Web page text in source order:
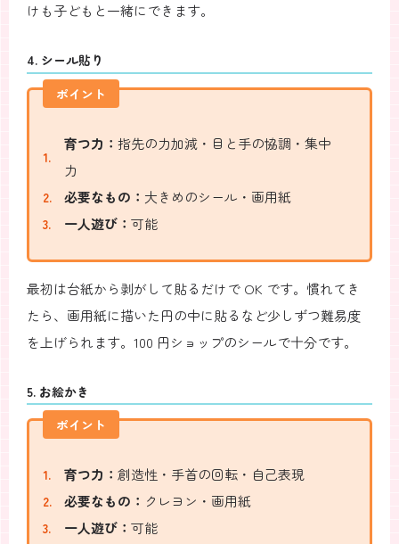
けも子どもと一緒にできます。
4. シール貼り
ポイント
育つ力： 指先の力加減・目と手の協調・集中
力
必要なもの： 大きめのシール・画用紙
一人遊び： 可能
最初は台紙から剥がして貼るだけで OK です。慣れてき
たら、画用紙に描いた円の中に貼るなど少しずつ難易度
を上げられます。100 円ショップのシールで十分です。
5. お絵かき
ポイント
育つ力： 創造性・手首の回転・自己表現
必要なもの： クレヨン・画用紙
一人遊び： 可能